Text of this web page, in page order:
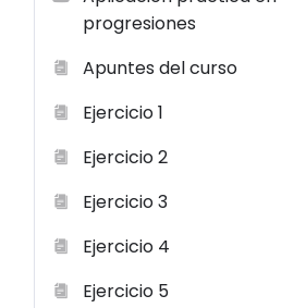
progresiones
Apuntes del curso
Ejercicio 1
Ejercicio 2
Ejercicio 3
Ejercicio 4
Ejercicio 5